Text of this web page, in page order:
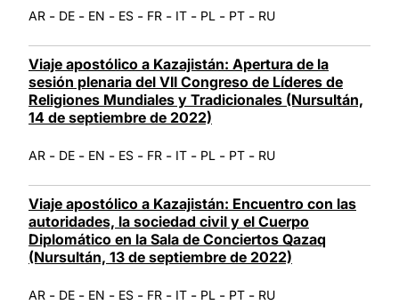
AR - DE - EN - ES - FR - IT - PL - PT - RU
Viaje apostólico a Kazajistán: Apertura de la
sesión plenaria del VII Congreso de Líderes de
Religiones Mundiales y Tradicionales (Nursultán,
14 de septiembre de 2022)
AR - DE - EN - ES - FR - IT - PL - PT - RU
Viaje apostólico a Kazajistán: Encuentro con las
autoridades, la sociedad civil y el Cuerpo
Diplomático en la Sala de Conciertos Qazaq
(Nursultán, 13 de septiembre de 2022)
AR - DE - EN - ES - FR - IT - PL - PT - RU